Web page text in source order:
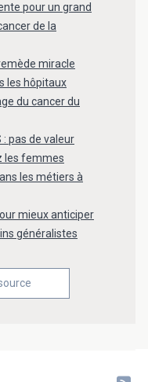
pour un grand
de la
miracle
les hôpitaux
du cancer du
: pas de valeur
les femmes
les métiers à
mieux anticiper
généralistes